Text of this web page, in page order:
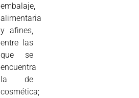
embalaje,
alimentaria
y afines,
entre las
que se
encuentra
la de
cosmética;